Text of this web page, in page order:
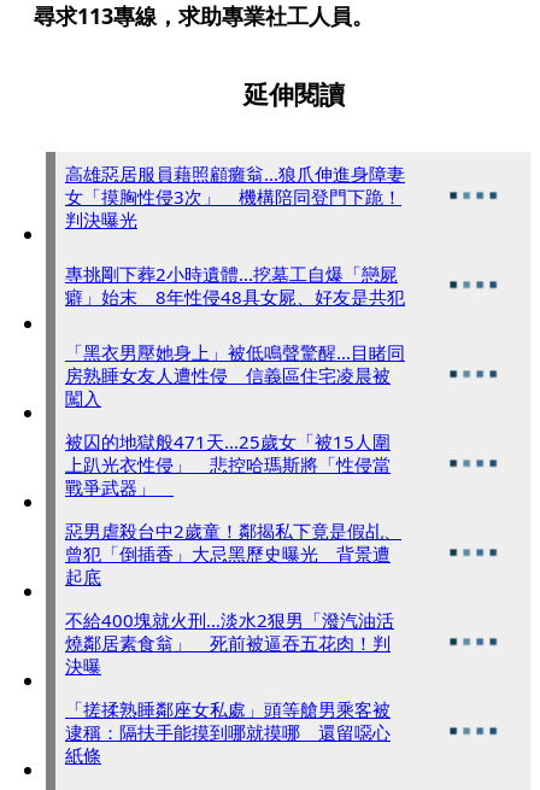
尋求113專線，求助專業社工人員。
延伸閱讀
高雄惡居服員藉照顧癱翁...狼爪伸進身障妻
女「摸胸性侵3次」 機構陪同登門下跪！
判決曝光
專挑剛下葬2小時遺體...挖墓工自爆「戀屍
癖」始末 8年性侵48具女屍、好友是共犯
「黑衣男壓她身上」被低鳴聲驚醒...目睹同
房熟睡女友人遭性侵 信義區住宅凌晨被
闖入
被囚的地獄般471天...25歲女「被15人圍
上趴光衣性侵」 悲控哈瑪斯將「性侵當
戰爭武器」
惡男虐殺台中2歲童！鄰揭私下竟是假乩、
曾犯「倒插香」大忌黑歷史曝光 背景遭
起底
不給400塊就火刑...淡水2狠男「潑汽油活
燒鄰居素食翁」 死前被逼吞五花肉！判
決曝
「搓揉熟睡鄰座女私處」頭等艙男乘客被
逮稱：隔扶手能摸到哪就摸哪 還留噁心
紙條